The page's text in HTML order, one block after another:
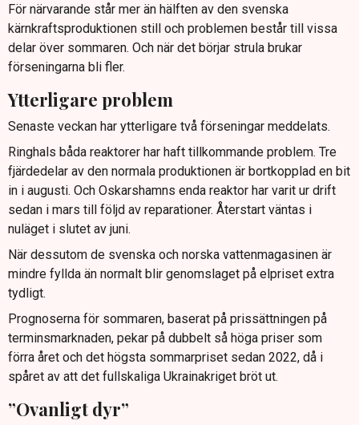
För närvarande står mer än hälften av den svenska
kärnkraftsproduktionen still och problemen består till vissa
delar över sommaren. Och när det börjar strula brukar
förseningarna bli fler.
Ytterligare problem
Senaste veckan har ytterligare två förseningar meddelats.
Ringhals båda reaktorer har haft tillkommande problem. Tre
fjärdedelar av den normala produktionen är bortkopplad en bit
in i augusti. Och Oskarshamns enda reaktor har varit ur drift
sedan i mars till följd av reparationer. Återstart väntas i
nuläget i slutet av juni.
När dessutom de svenska och norska vattenmagasinen är
mindre fyllda än normalt blir genomslaget på elpriset extra
tydligt.
Prognoserna för sommaren, baserat på prissättningen på
terminsmarknaden, pekar på dubbelt så höga priser som
förra året och det högsta sommarpriset sedan 2022, då i
spåret av att det fullskaliga Ukrainakriget bröt ut.
”Ovanligt dyr”